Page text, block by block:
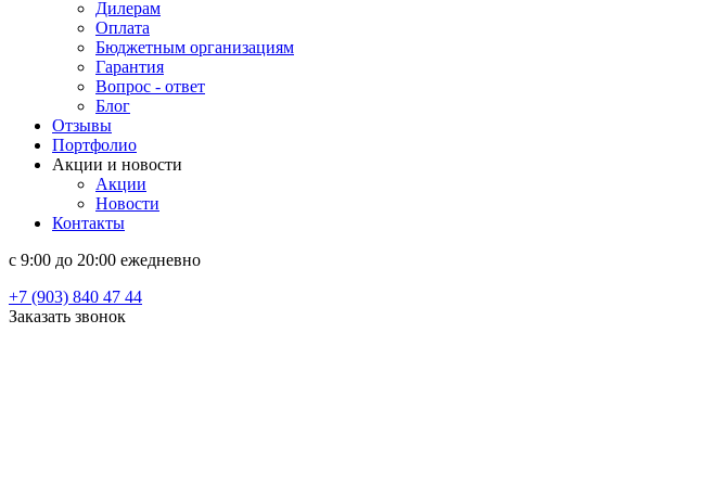
Дилерам
Оплата
Бюджетным организациям
Гарантия
Вопрос - ответ
Блог
Отзывы
Портфолио
Акции и новости
Акции
Новости
Контакты
c 9:00 до 20:00 ежедневно
+7 (903) 840 47 44
Заказать звонок